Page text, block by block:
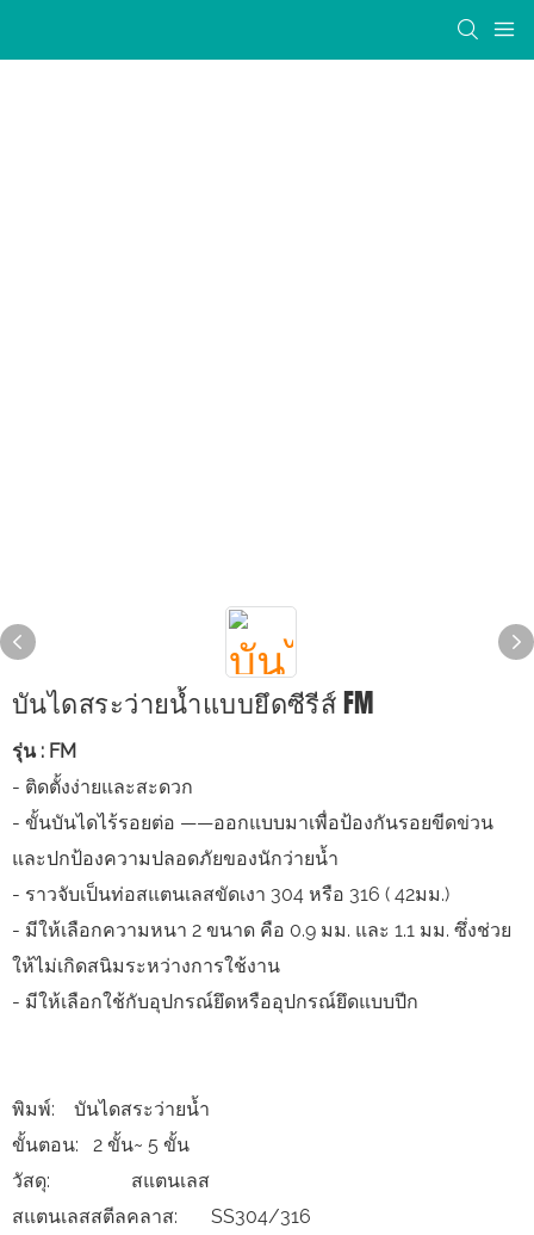
บันไดสระว่ายน้ำแบบยึดซีรีส์ FM
รุ่น : FM
- ติดตั้งง่ายและสะดวก
- ขั้นบันไดไร้รอยต่อ ——ออกแบบมาเพื่อป้องกันรอยขีดข่วน
และปกป้องความปลอดภัยของนักว่ายน้ำ
- ราวจับเป็นท่อสแตนเลสขัดเงา 304 หรือ 316 ( 42มม.)
- มีให้เลือกความหนา 2 ขนาด คือ 0.9 มม. และ 1.1 มม. ซึ่งช่วย
ให้ไม่เกิดสนิมระหว่างการใช้งาน
- มีให้เลือกใช้กับอุปกรณ์ยึดหรืออุปกรณ์ยึดแบบปีก
พิมพ์: บันไดสระว่ายน้ำ
ขั้นตอน: 2 ขั้น~ 5 ขั้น
วัสดุ: สแตนเลส
สแตนเลสสตีลคลาส: SS304/316